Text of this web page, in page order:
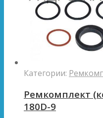
Категории:
Ремкомплект
180D-9